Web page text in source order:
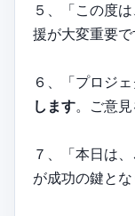
５、「この度は
援が大変重要で
６、「プロジ
します。ご意
７、「本日は、
が成功の鍵とな